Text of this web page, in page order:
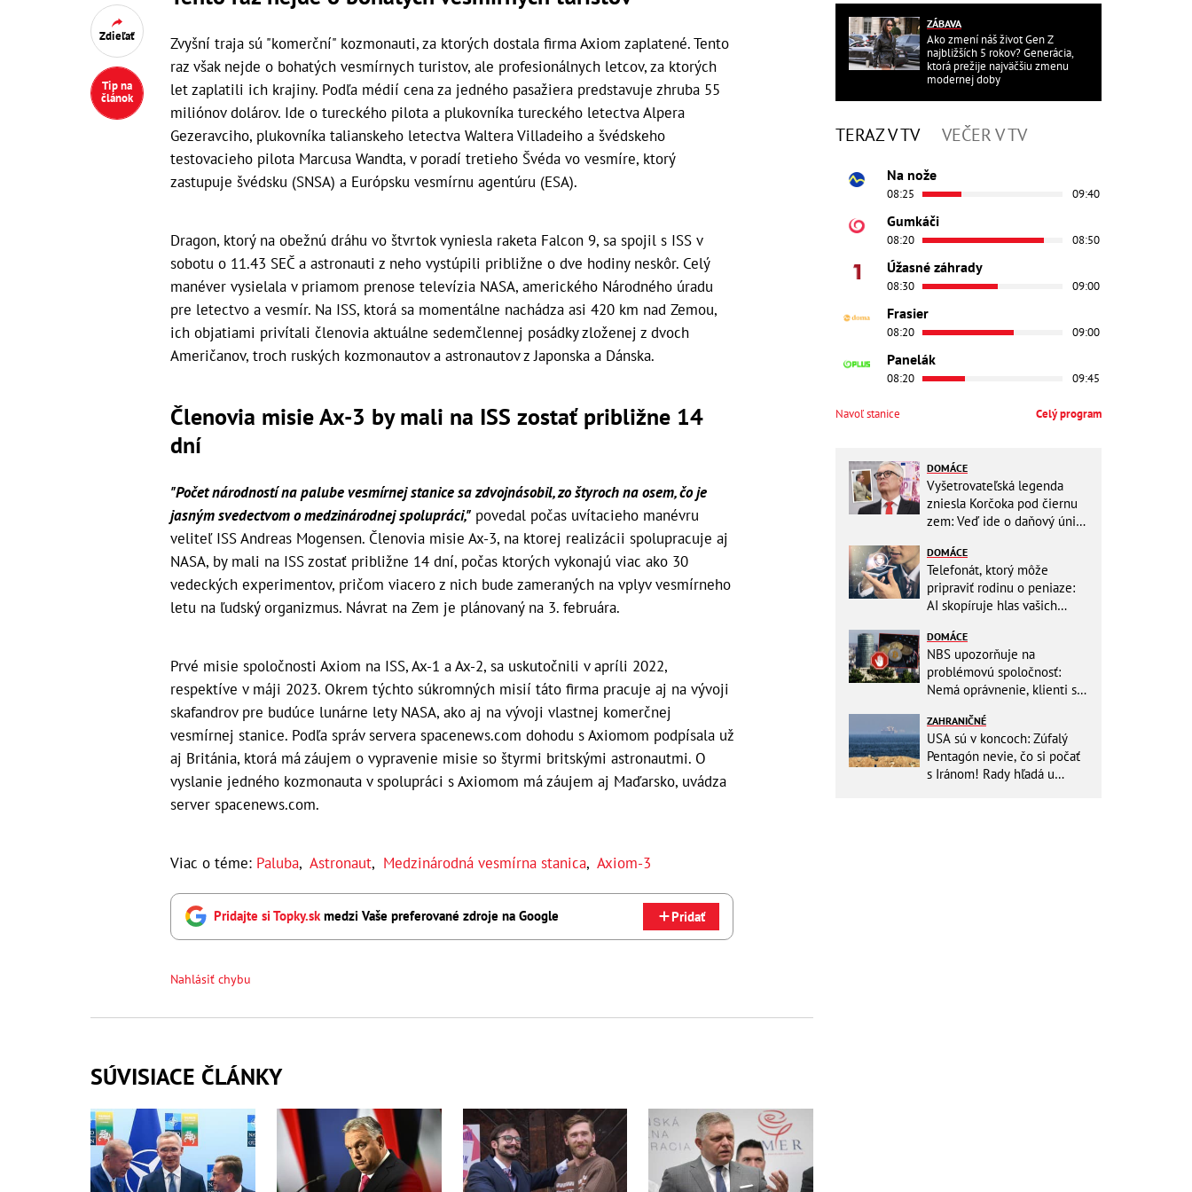
Zdieľať
Tip na
článok
Zvyšní traja sú "komerční" kozmonauti, za ktorých dostala firma Axiom zaplatené. Tento
raz však nejde o bohatých vesmírnych turistov, ale profesionálnych letcov, za ktorých
let zaplatili ich krajiny. Podľa médií cena za jedného pasažiera predstavuje zhruba 55
miliónov dolárov. Ide o tureckého pilota a plukovníka tureckého letectva Alpera
Gezeravciho, plukovníka talianskeho letectva Waltera Villadeiho a švédskeho
testovacieho pilota Marcusa Wandta, v poradí tretieho Švéda vo vesmíre, ktorý
zastupuje švédsku (SNSA) a Európsku vesmírnu agentúru (ESA).
Dragon, ktorý na obežnú dráhu vo štvrtok vyniesla raketa Falcon 9, sa spojil s ISS v
sobotu o 11.43 SEČ a astronauti z neho vystúpili približne o dve hodiny neskôr. Celý
manéver vysielala v priamom prenose televízia NASA, amerického Národného úradu
pre letectvo a vesmír. Na ISS, ktorá sa momentálne nachádza asi 420 km nad Zemou,
ich objatiami privítali členovia aktuálne sedemčlennej posádky zloženej z dvoch
Američanov, troch ruských kozmonautov a astronautov z Japonska a Dánska.
Členovia misie Ax-3 by mali na ISS zostať približne 14
dní
"Počet národností na palube vesmírnej stanice sa zdvojnásobil, zo štyroch na osem, čo je
jasným svedectvom o medzinárodnej spolupráci," povedal počas uvítacieho manévru
veliteľ ISS Andreas Mogensen. Členovia misie Ax-3, na ktorej realizácii spolupracuje aj
NASA, by mali na ISS zostať približne 14 dní, počas ktorých vykonajú viac ako 30
vedeckých experimentov, pričom viacero z nich bude zameraných na vplyv vesmírneho
letu na ľudský organizmus. Návrat na Zem je plánovaný na 3. februára.
Prvé misie spoločnosti Axiom na ISS, Ax-1 a Ax-2, sa uskutočnili v apríli 2022,
respektíve v máji 2023. Okrem týchto súkromných misií táto firma pracuje aj na vývoji
skafandrov pre budúce lunárne lety NASA, ako aj na vývoji vlastnej komerčnej
vesmírnej stanice. Podľa správ servera spacenews.com dohodu s Axiomom podpísala už
aj Británia, ktorá má záujem o vypravenie misie so štyrmi britskými astronautmi. O
vyslanie jedného kozmonauta v spolupráci s Axiomom má záujem aj Maďarsko, uvádza
server spacenews.com.
Viac o téme: Paluba, Astronaut, Medzinárodná vesmírna stanica, Axiom-3
Pridajte si Topky.skmedzi Vaše preferované zdroje na Google Pridať
Nahlásiť chybu
SÚVISIACE ČLÁNKY
ZÁBAVA
Ako zmení náš život Gen Z
najbližších 5 rokov? Generácia,
ktorá prežije najväčšiu zmenu
modernej doby
TERAZ V TV VEČER V TV
Na nože
08:25 09:40
Gumkáči
08:20 08:50
Úžasné záhrady
08:30 09:00
Frasier
08:20 09:00
Panelák
08:20 09:45
Navoľ stanice Celý program
DOMÁCE
Vyšetrovateľská legenda
zniesla Korčoka pod čiernu
zem: Veď ide o daňový únik
basou!
DOMÁCE
Telefonát, ktorý môže
pripraviť rodinu o peniaze:
AI skopíruje hlas vašich
jednoduchý trik
DOMÁCE
NBS upozorňuje na
problémovú spoločnosť:
Nemá oprávnenie, klienti sa
ZAHRANIČNÉ
USA sú v koncoch: Zúfalý
Pentagón nevie, čo si počať
s Iránom! Rady hľadá u